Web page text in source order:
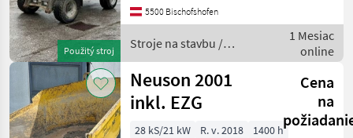
Použitý stroj
5500 Bischofshofen
Stroje na stavbu /
Paus
1 Mesiac
online
Neuson 2001
inkl. EZG
Cena
na
28 kS/21 kW R. v. 2018
1400 h